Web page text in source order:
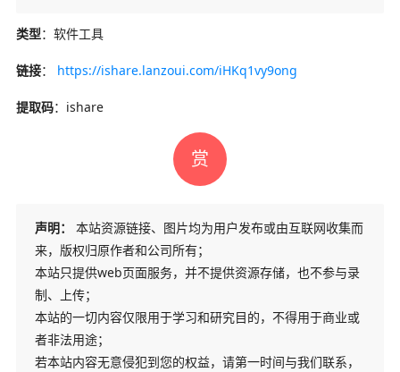
类型：软件工具
链接： https://ishare.lanzoui.com/iHKq1vy9ong
提取码：ishare
赏
声明：
本站资源链接、图片均为用户发布或由互联网收集而
来，版权归原作者和公司所有；
本站只提供web页面服务，并不提供资源存储，也不参与录
制、上传；
本站的一切内容仅限用于学习和研究目的，不得用于商业或
者非法用途；
若本站内容无意侵犯到您的权益，请第一时间与我们联系，